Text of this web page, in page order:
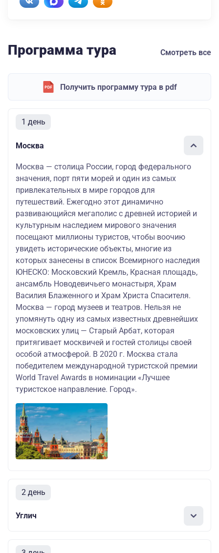
Программа тура Смотреть все
Получить программу тура в pdf
1 день
Москва
Москва — столица России, город федерального
значения, порт пяти морей и один из самых
привлекательных в мире городов для
путешествий. Ежегодно этот динамично
развивающийся мегаполис с древней историей и
культурным наследием мирового значения
посещают миллионы туристов, чтобы воочию
увидеть исторические объекты, многие из
которых занесены в список Всемирного наследия
ЮНЕСКО: Московский Кремль, Красная площадь,
ансамбль Новодевичьего монастыря, Храм
Василия Блаженного и Храм Христа Спасителя.
Москва — город музеев и театров. Нельзя не
упомянуть одну из самых известных древнейших
московских улиц — Старый Арбат, которая
притягивает москвичей и гостей столицы своей
особой атмосферой. В 2020 г. Москва стала
победителем международной туристской премии
World Travel Awards в номинации «Лучшее
туристское направление. Город».
2 день
Углич